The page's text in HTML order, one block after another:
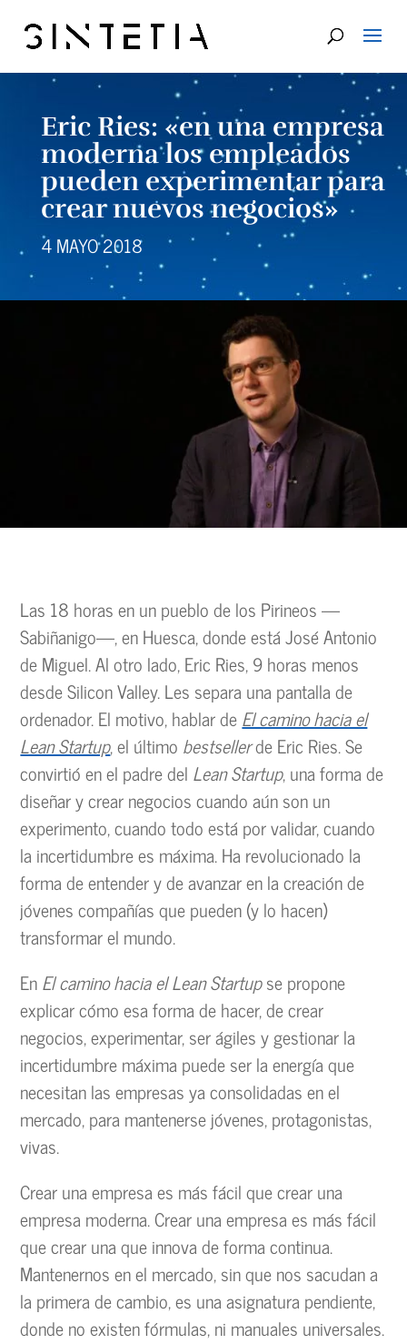
Eric Ries: «en una empresa
moderna los empleados
pueden experimentar para
crear nuevos negocios»
4 MAYO 2018
Las 18 horas en un pueblo de los Pirineos —
Sabiñanigo—, en Huesca, donde está José Antonio
de Miguel. Al otro lado, Eric Ries, 9 horas menos
desde Silicon Valley. Les separa una pantalla de
ordenador. El motivo, hablar deEl camino hacia el
Lean Startup, el último bestsellerde Eric Ries. Se
convirtió en el padre del Lean Startup, una forma de
diseñar y crear negocios cuando aún son un
experimento, cuando todo está por validar, cuando
la incertidumbre es máxima. Ha revolucionado la
forma de entender y de avanzar en la creación de
jóvenes compañías que pueden (y lo hacen)
transformar el mundo.
EnEl camino hacia el Lean Startupse propone
explicar cómo esa forma de hacer, de crear
negocios, experimentar, ser ágiles y gestionar la
incertidumbre máxima puede ser la energía que
necesitan las empresas ya consolidadas en el
mercado, para mantenerse jóvenes, protagonistas,
vivas.
Crear una empresa es más fácil que crear una
empresa moderna. Crear una empresa es más fácil
que crear una que innova de forma continua.
Mantenernos en el mercado, sin que nos sacudan a
la primera de cambio, es una asignatura pendiente,
donde no existen fórmulas, ni manuales universales.